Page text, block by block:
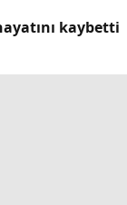
kaybetti